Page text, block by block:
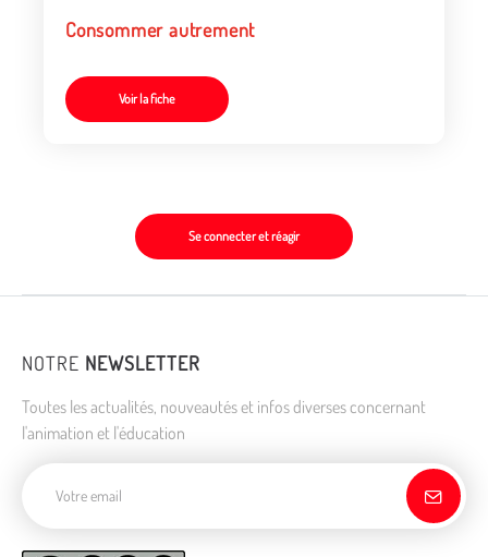
Consommer autrement
Voir la fiche
Se connecter et réagir
NOTRE NEWSLETTER
Toutes les actualités, nouveautés et infos diverses concernant
l'animation et l'éducation